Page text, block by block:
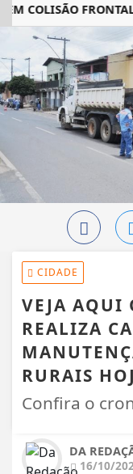
COLISÃO FRONTAL
EM ALTA
CIDADE
VEJA AQUI
REALIZA
RURAIS
Confira o
DA
16/10/